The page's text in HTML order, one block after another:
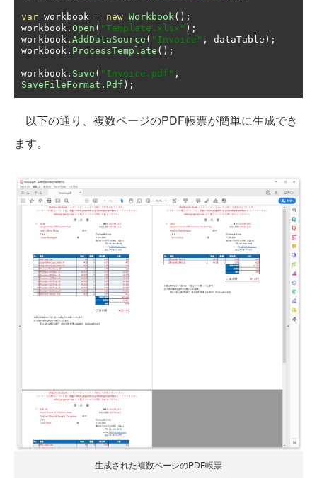
var workbook = new Workbook ();
workbook . Open ( "Template.xlsx" );
workbook . AddDataSource ( "Invoice" , dataTable );
workbook . ProcessTemplate ();
workbook . Save ( "Invoice.pdf" ,
SaveFileFormat . Pdf );
以下の通り、複数ページのPDF帳票が簡単に生成でき
ます。
生成された複数ページのPDF帳票